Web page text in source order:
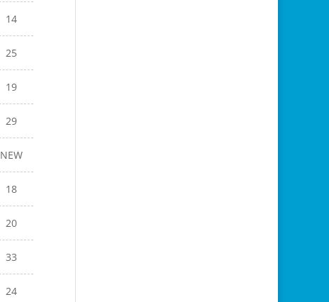
14
25
19
29
NEW
18
20
33
24